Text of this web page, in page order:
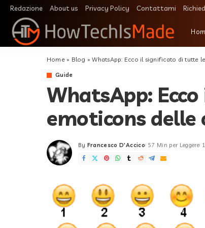
Redazione About us Privacy Policy Contattami
Home» Blog »WhatsApp: Ecco il significato di tutte
Guide
WhatsApp:
emoticons delle
Posted
by
By Francesco D'Accico 57 Min per Leggere